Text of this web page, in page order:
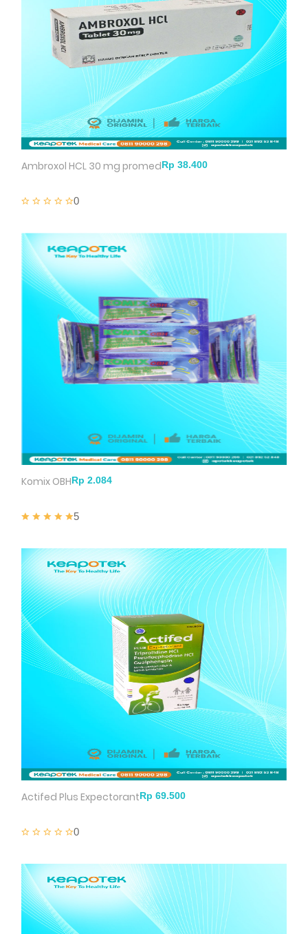
Ambroxol HCL 30 mg promed
0
Komix OBH
5
Actifed Plus Expectorant
0